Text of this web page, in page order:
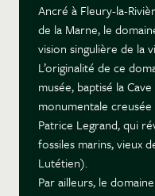
Ancré à Fleury-la-
de la Marne, le
vision singulière de la
L’originalité de ce
musée, baptisé la
monumentale creusée
Patrice Legrand, qui
fossiles marins, vieux
Lutétien).
Par ailleurs, le